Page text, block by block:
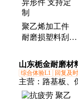
铝陶瓷贴片、聚
尼龙板、铸石板
胶板、Pp板、Pe板
聚乙烯加工件
耐磨损塑料刮刀
异形件 支持定
制
山东栀金耐磨材
综合体验L1 回复及时
主营： 路基板、
临时铺路板、